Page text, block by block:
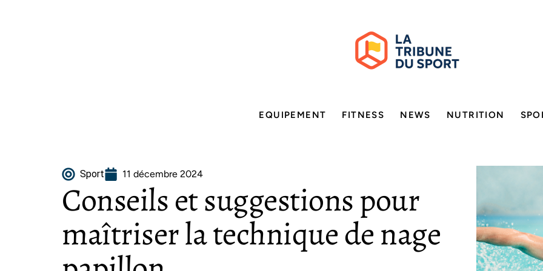
EQUIPEMENT FITNESS NEWS NUTRITION
Sport 11 décembre 2024
Conseils et suggestions pour
maîtriser la technique de nage